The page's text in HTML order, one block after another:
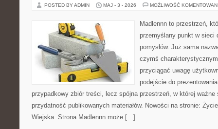
POSTED BY ADMIN MAJ - 3 - 2026 MOŻLIWOŚĆ
Madlennn to przestrzeń,
przemyślany punkt w sieci
pomysłów. Już sama
czymś
przyciągać uwagę
podejście do
przypadkowy zbiór treści, lecz spójna przestrzeń, w której
przydatność publikowanych materiałów. Nowości na stronie:
Wiejska. Strona Madlennn może […]